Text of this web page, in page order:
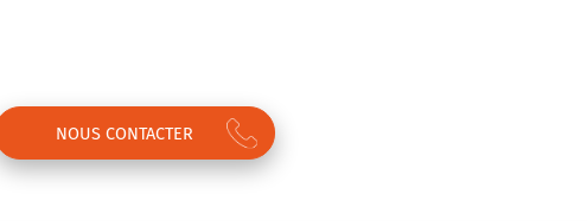
NOUS CONTACTER